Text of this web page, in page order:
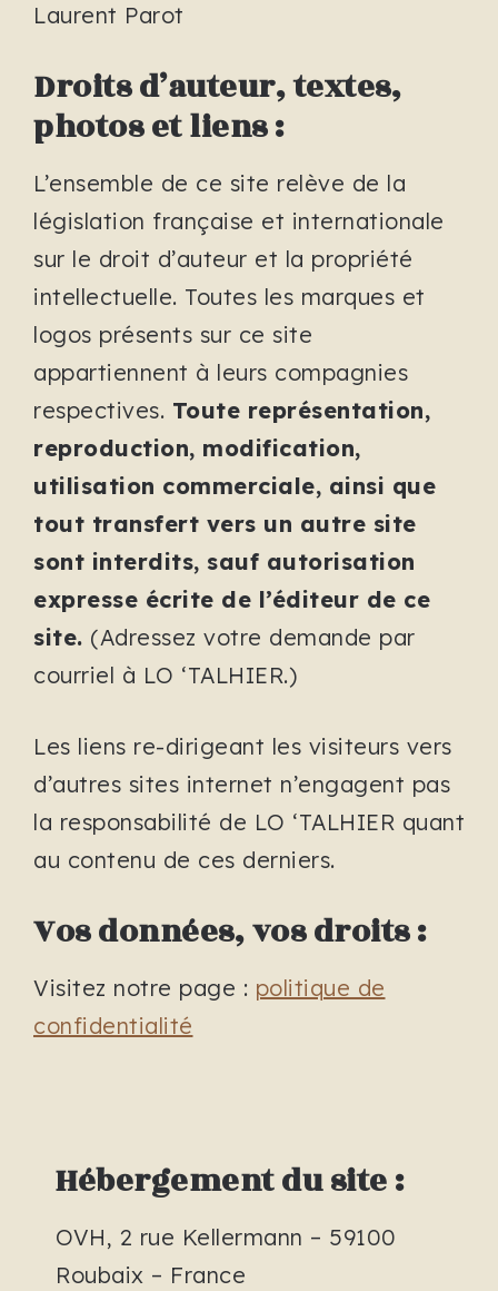
Laurent Parot
Droits d’auteur, textes,
photos et liens :
L’ensemble de ce site relève de la
législation française et internationale
sur le droit d’auteur et la propriété
intellectuelle. Toutes les marques et
logos présents sur ce site
appartiennent à leurs compagnies
respectives. Toute représentation,
reproduction, modification,
utilisation commerciale, ainsi que
tout transfert vers un autre site
sont interdits, sauf autorisation
expresse écrite de l’éditeur de ce
site. (Adressez votre demande par
courriel à LO ‘TALHIER.)
Les liens re-dirigeant les visiteurs vers
d’autres sites internet n’engagent pas
la responsabilité de LO ‘TALHIER quant
au contenu de ces derniers.
Vos données, vos droits :
Visitez notre page : politique de
confidentialité
Hébergement du site :
OVH, 2 rue Kellermann – 59100
Roubaix – France